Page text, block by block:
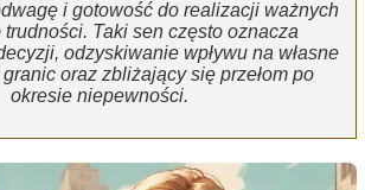
i gotowość do realizacji ważnych
Taki sen często oznacza
odzyskiwanie wpływu na własne
oraz zbliżający się przełom po
okresie niepewności.